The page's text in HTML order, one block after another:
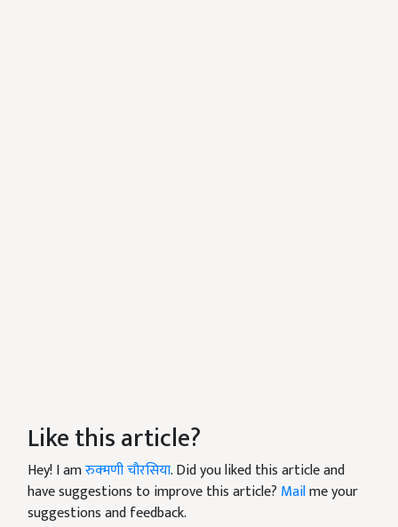
Like this article?
Hey! I amरुक्मणी चौरसिया. Did you liked this article and
have suggestions to improve this article? Mailme your
suggestions and feedback.